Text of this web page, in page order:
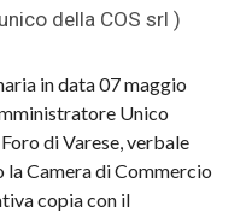
della COS srl )
in data 07 maggio
Unico
di Varese, verbale
Camera di Commercio
copia con il